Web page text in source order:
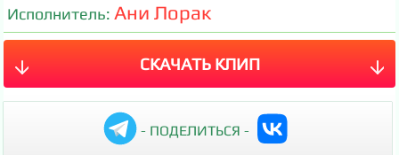
Исполнитель:Ани Лорак
СКАЧАТЬ КЛИП
- ПОДЕЛИТЬСЯ -